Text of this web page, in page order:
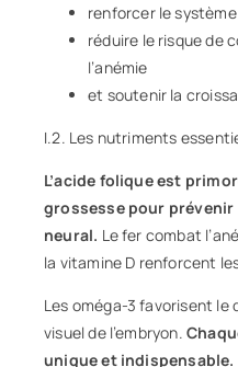
renforcer le
réduire le risque de
l’anémie
et soutenir la
I.2. Les nutriments
L’acide folique est
grossesse pour
neural. Le fer combat
la vitamine D renforcent
Les oméga-3 favorisent
visuel de l’embryon.
unique et indispensable.